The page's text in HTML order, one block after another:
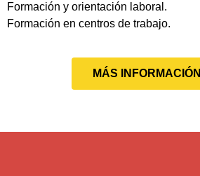
Formación y orientación laboral.
Formación en centros de trabajo.
MÁS INFORMACIÓN